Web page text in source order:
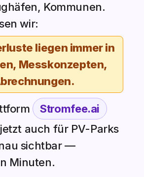
Kommunen.
wir:
liegen immer in
Messkonzepten,
Stromfee.ai
auch für PV-Parks
sichtbar —
Minuten.